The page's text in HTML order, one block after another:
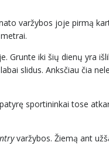
varžybos joje pirmą
Grunte iki šių dienų yra
slidus. Anksčiau čia
sportininkai tose
varžybos. Žiemą ant